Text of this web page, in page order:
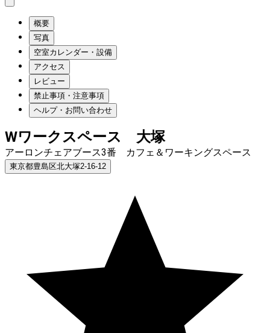
概要
写真
空室カレンダー・設備
アクセス
レビュー
禁止事項・注意事項
ヘルプ・お問い合わせ
Wワークスペース 大塚
アーロンチェアブース3番 カフェ＆ワーキングスペース
東京都豊島区北大塚2-16-12